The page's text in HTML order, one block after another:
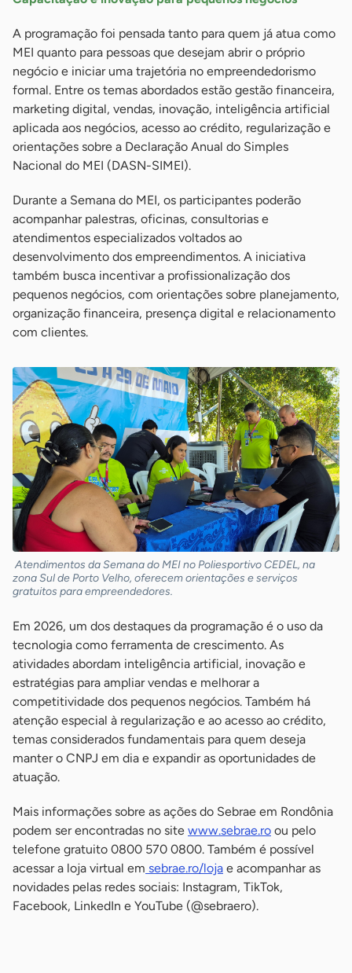
A programação foi pensada tanto para quem já atua como
MEI quanto para pessoas que desejam abrir o próprio
negócio e iniciar uma trajetória no empreendedorismo
formal. Entre os temas abordados estão gestão financeira,
marketing digital, vendas, inovação, inteligência artificial
aplicada aos negócios, acesso ao crédito, regularização e
orientações sobre a Declaração Anual do Simples
Nacional do MEI (DASN-SIMEI).
Durante a Semana do MEI, os participantes poderão
acompanhar palestras, oficinas, consultorias e
atendimentos especializados voltados ao
desenvolvimento dos empreendimentos. A iniciativa
também busca incentivar a profissionalização dos
pequenos negócios, com orientações sobre planejamento,
organização financeira, presença digital e relacionamento
com clientes.
Atendimentos da Semana do MEI no Poliesportivo CEDEL, na
zona Sul de Porto Velho, oferecem orientações e serviços
gratuitos para empreendedores.
Em 2026, um dos destaques da programação é o uso da
tecnologia como ferramenta de crescimento. As
atividades abordam inteligência artificial, inovação e
estratégias para ampliar vendas e melhorar a
competitividade dos pequenos negócios. Também há
atenção especial à regularização e ao acesso ao crédito,
temas considerados fundamentais para quem deseja
manter o CNPJ em dia e expandir as oportunidades de
atuação.
Mais informações sobre as ações do Sebrae em Rondônia
podem ser encontradas no site www.sebrae.ro ou pelo
telefone gratuito 0800 570 0800. Também é possível
acessar a loja virtual em sebrae.ro/loja e acompanhar as
novidades pelas redes sociais: Instagram, TikTok,
Facebook, LinkedIn e YouTube (@sebraero).